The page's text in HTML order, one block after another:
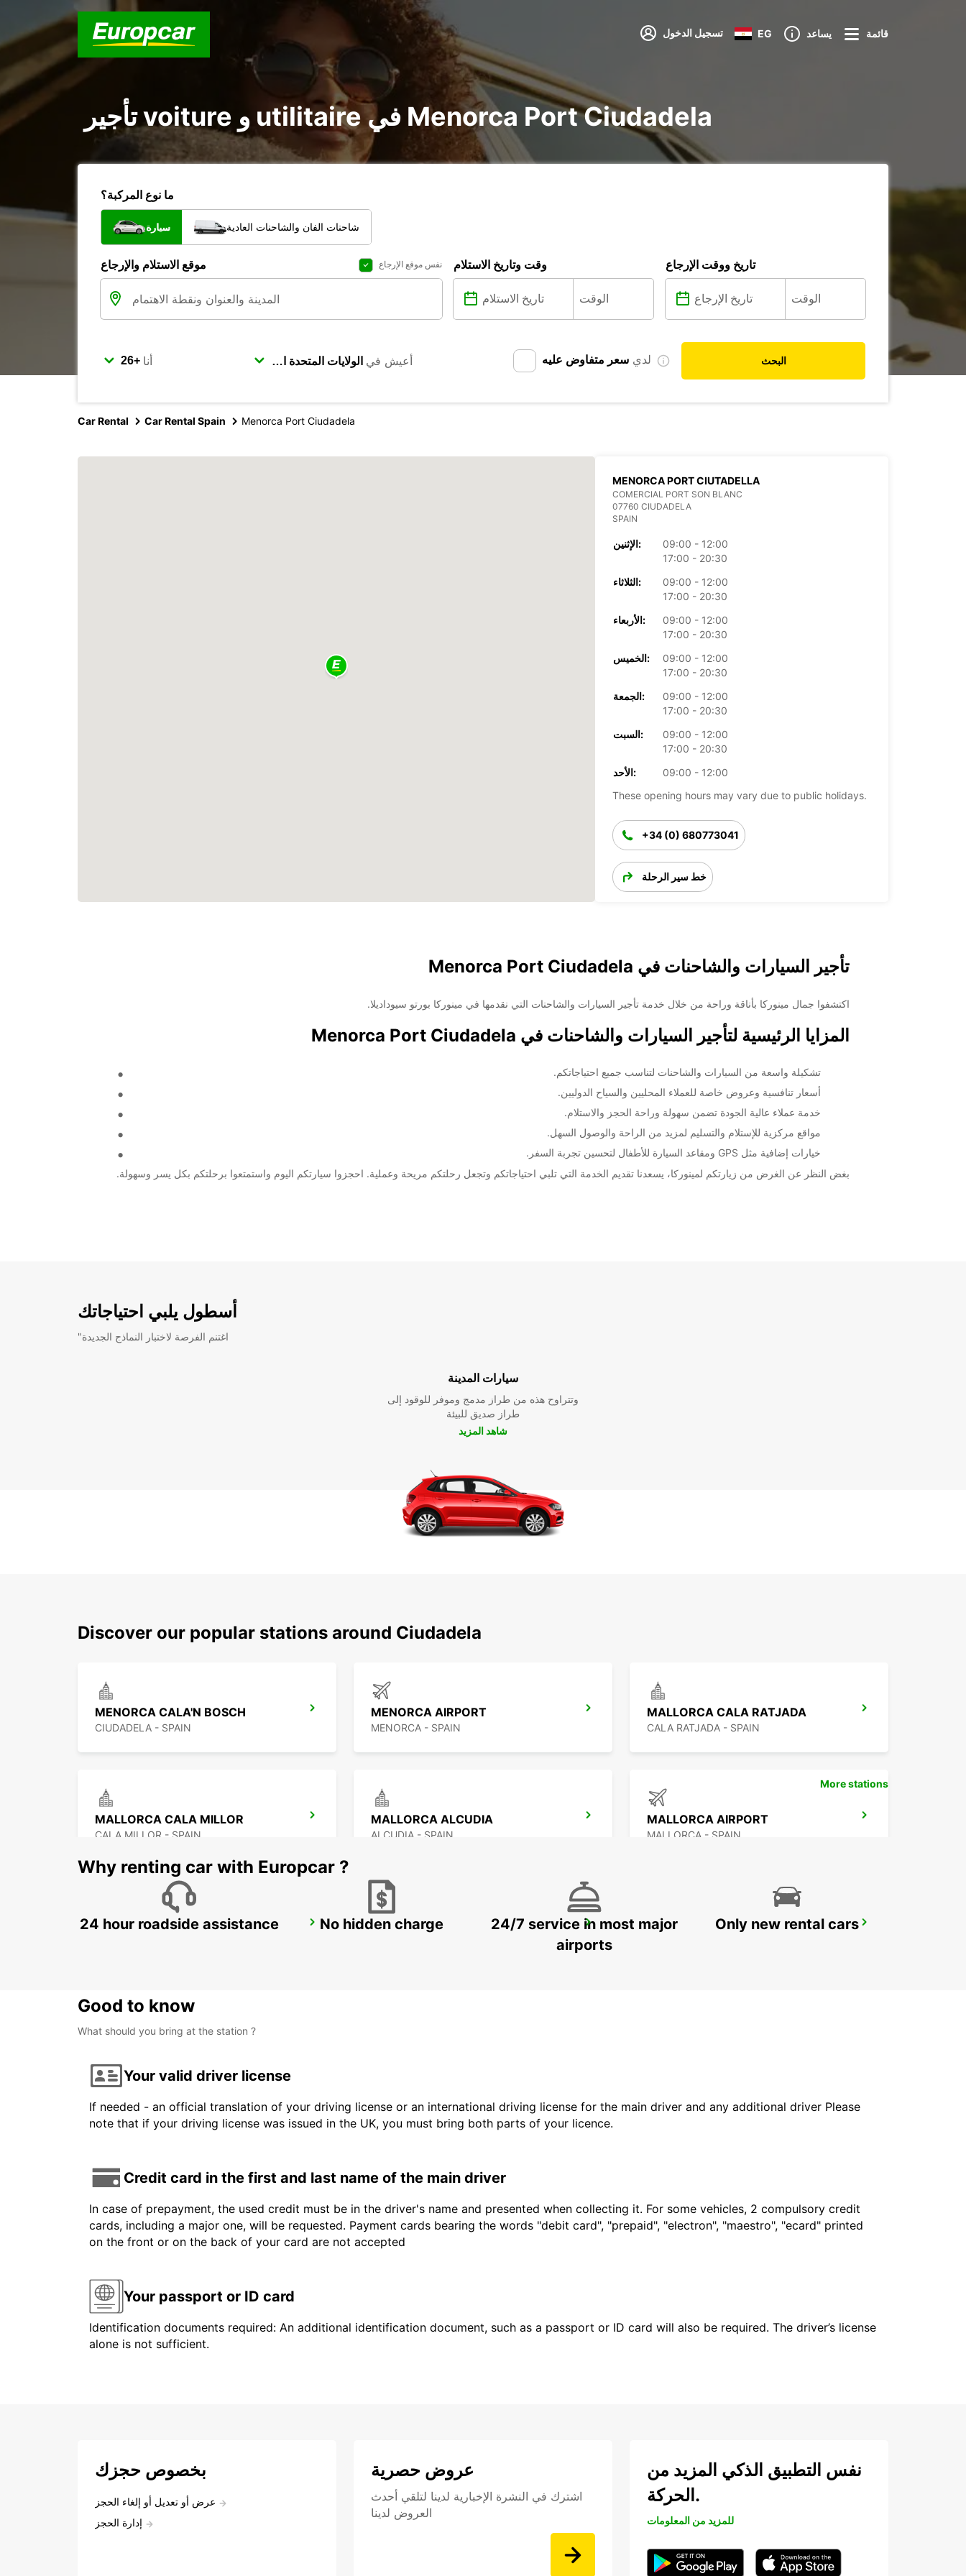
تسجيل الدخول EG يساعد قائمة
تأجير voiture و utilitaire في Menorca Port Ciudadela
ما نوع المركبة؟
سيارة شاحنات الفان والشاحنات العادية
موقع الاستلام والإرجاع نفس موقع الإرجاع وقت وتاريخ الاستلام تاريخ ووقت الإرجاع
أنا أعيش في لدي سعر متفاوض عليه البحث
Car Rental Car Rental Spain Menorca Port Ciudadela
MENORCA PORT CIUTADELLA
COMERCIAL PORT SON BLANC
07760 CIUDADELA
SPAIN
الإثنين:
09:00 - 12:00
17:00 - 20:30
الثلاثاء:
09:00 - 12:00
17:00 - 20:30
الأربعاء:
09:00 - 12:00
17:00 - 20:30
الخميس:
09:00 - 12:00
17:00 - 20:30
الجمعة:
09:00 - 12:00
17:00 - 20:30
السبت:
09:00 - 12:00
17:00 - 20:30
الأحد:
09:00 - 12:00
These opening hours may vary due to public holidays.
+34 (0) 680773041
خط سير الرحلة
تأجير السيارات والشاحنات في Menorca Port Ciudadela
اكتشفوا جمال مينوركا بأناقة وراحة من خلال خدمة تأجير السيارات والشاحنات التي نقدمها في مينوركا بورتو سيوداديلا.
المزايا الرئيسية لتأجير السيارات والشاحنات في Menorca Port Ciudadela
تشكيلة واسعة من السيارات والشاحنات لتناسب جميع احتياجاتكم.
أسعار تنافسية وعروض خاصة للعملاء المحليين والسياح الدوليين.
خدمة عملاء عالية الجودة تضمن سهولة وراحة الحجز والاستلام.
مواقع مركزية للإستلام والتسليم لمزيد من الراحة والوصول السهل.
خيارات إضافية مثل GPS ومقاعد السيارة للأطفال لتحسين تجربة السفر.
بغض النظر عن الغرض من زيارتكم لمينوركا، يسعدنا تقديم الخدمة التي تلبي احتياجاتكم وتجعل رحلتكم مريحة وعملية. احجزوا سيارتكم اليوم واستمتعوا برحلتكم بكل يسر وسهولة.
أسطول يلبي احتياجاتك
"اغتنم الفرصة لاختبار النماذج الجديدة
سيارات المدينة
وتتراوح هذه من طراز مدمج وموفر للوقود إلى
طراز صديق للبيئة
شاهد المزيد
Discover our popular stations around Ciudadela
MENORCA CALA'N BOSCH
CIUDADELA - SPAIN
MENORCA AIRPORT
MENORCA - SPAIN
MALLORCA CALA RATJADA
CALA RATJADA - SPAIN
MALLORCA CALA MILLOR
CALA MILLOR - SPAIN
MALLORCA ALCUDIA
ALCUDIA - SPAIN
MALLORCA AIRPORT
MALLORCA - SPAIN
MALLORCA PLAYA DE PALMA MALLORCA PALMA GABRIEL ROCA MALLORCA PAGUERA
More stations
Why renting car with Europcar ?
24 hour roadside assistance No hidden charge
24/7 service in most major
airports
Only new rental cars
Good to know
What should you bring at the station ?
Your valid driver license
If needed - an official translation of your driving license or an international driving license for the main driver and any additional driver Please
note that if your driving license was issued in the UK, you must bring both parts of your licence.
Credit card in the first and last name of the main driver
In case of prepayment, the used credit must be in the driver's name and presented when collecting it. For some vehicles, 2 compulsory credit
cards, including a major one, will be requested. Payment cards bearing the words "debit card", "prepaid", "electron", "maestro", "ecard" printed
on the front or on the back of your card are not accepted
Your passport or ID card
Identification documents required: An additional identification document, such as a passport or ID card will also be required. The driver’s license
alone is not sufficient.
بخصوص حجزك
عرض أو تعديل أو إلغاء الحجز
إدارة الحجز
عروض حصرية
اشترك في النشرة الإخبارية لدينا لتلقي أحدث
العروض لدينا
نفس التطبيق الذكي المزيد من
الحركة.
للمزيد من المعلومات